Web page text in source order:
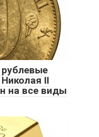
II
на все виды